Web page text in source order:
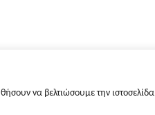
να βελτιώσουμε την ιστοσελίδα